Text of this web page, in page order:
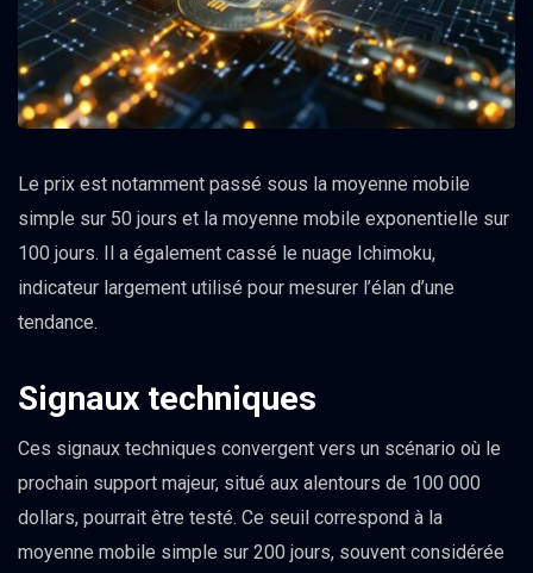
Le prix est notamment passé sous la moyenne mobile
simple sur 50 jours et la moyenne mobile exponentielle sur
100 jours. Il a également cassé le nuage Ichimoku,
indicateur largement utilisé pour mesurer l’élan d’une
tendance.
Signaux techniques
Ces signaux techniques convergent vers un scénario où le
prochain support majeur, situé aux alentours de 100 000
dollars, pourrait être testé. Ce seuil correspond à la
moyenne mobile simple sur 200 jours, souvent considérée